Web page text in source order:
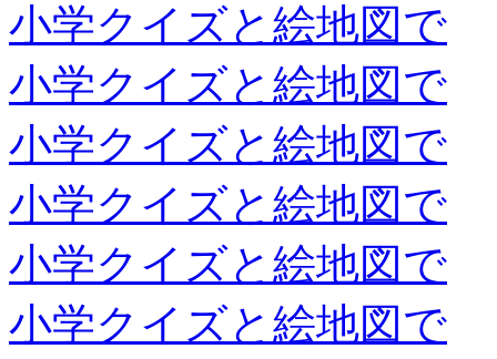
小学クイズと絵地図で
小学クイズと絵地図で
小学クイズと絵地図で
小学クイズと絵地図で
小学クイズと絵地図で
小学クイズと絵地図で